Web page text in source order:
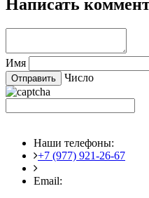
Написать
Имя
Число
Наши телефоны:
+7 (977) 921-26-67
Email: